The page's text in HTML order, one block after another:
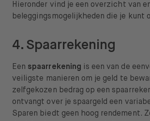
Hieronder vind je een overzicht van
beleggingsmogelijkheden die je kunt
4. Spaarrekening
Een spaarrekening is een van de
veiligste manieren om je geld te
zelfgekozen bedrag op een
ontvangt over je spaargeld een
Sparen biedt geen hoog rendement.